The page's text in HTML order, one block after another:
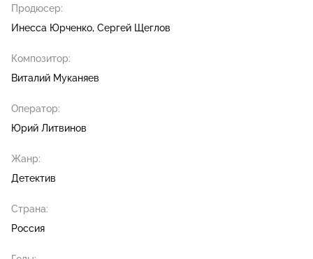
Продюсер:
Инесса Юрченко Сергей Щеглов
Композитор:
Виталий Муканяев
Оператор:
Юрий Литвинов
Жанр:
Детектив
Страна:
Россия